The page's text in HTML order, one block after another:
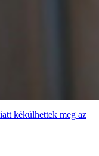
kékülhettek meg az